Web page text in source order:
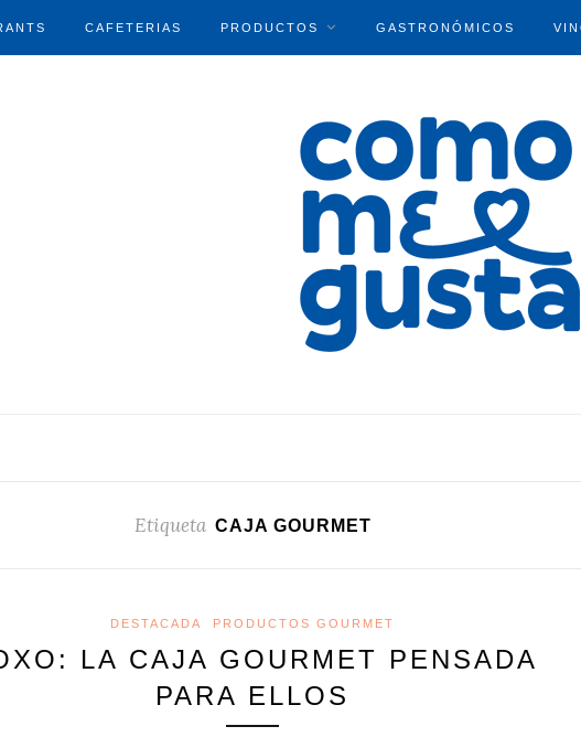
CAFETERIAS PRODUCTOS GASTRONÓMICOS
Etiqueta CAJA GOURMET
DESTACADA PRODUCTOS GOURMET
LA CAJA GOURMET PENSADA
PARA ELLOS